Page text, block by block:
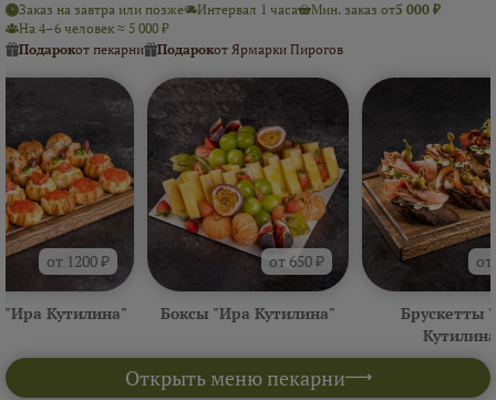
Открыть меню пекарни
Заказ на завтра или позже Интервал 1 часа Мин. заказ от5 000 ₽
На 4–6 человек ≈ 5 000 ₽
Подарокот пекарни Подарокот Ярмарки Пирогов
от 1200 ₽
"Ира Кутилина"
от 650 ₽
Боксы "Ира Кутилина"
Брускетты